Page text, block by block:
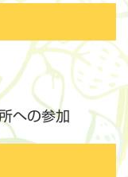
への参加